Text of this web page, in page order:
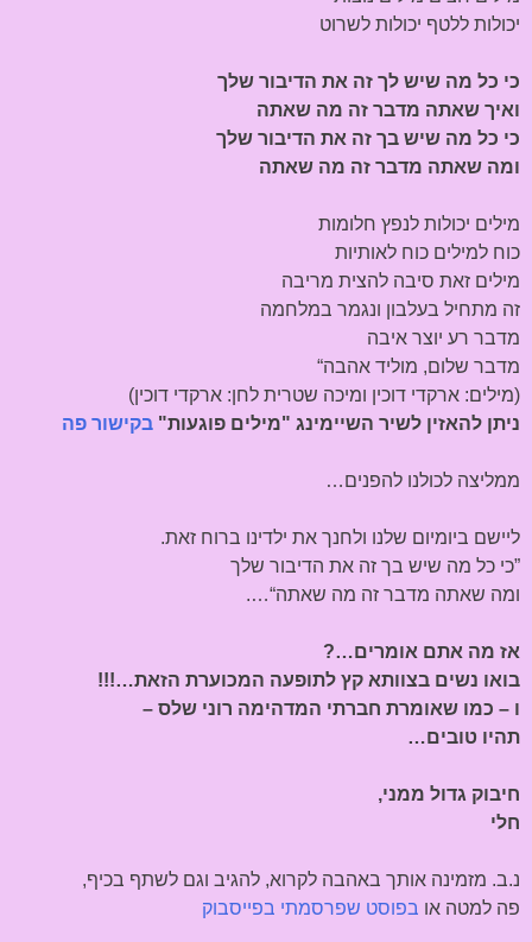
יכולות ללטף יכולות לשרוט
כי כל מה שיש לך זה את הדיבור שלך
ואיך שאתה מדבר זה מה שאתה
כי כל מה שיש בך זה את הדיבור שלך
ומה שאתה מדבר זה מה שאתה
מילים יכולות לנפץ חלומות
כוח למילים כוח לאותיות
מילים זאת סיבה להצית מריבה
זה מתחיל בעלבון ונגמר במלחמה
מדבר רע יוצר איבה
מדבר שלום, מוליד אהבה“
(מילים: ארקדי דוכין ומיכה שטרית לחן: ארקדי דוכין)
ניתן להאזין לשיר השיימינג "מילים פוגעות" בקישור פה
ממליצה לכולנו להפנים…
ליישם ביומיום שלנו ולחנך את ילדינו ברוח זאת.
”כי כל מה שיש בך זה את הדיבור שלך
ומה שאתה מדבר זה מה שאתה“….
אז מה אתם אומרים…?
בואו נשים בצוותא קץ לתופעה המכוערת הזאת…!!!
ו – כמו שאומרת חברתי המדהימה רוני שלס –
תהיו טובים…
חיבוק גדול ממני,
חלי
נ.ב. מזמינה אותך באהבה לקרוא, להגיב וגם לשתף בכיף,
פה למטה או בפוסט שפרסמתי בפייסבוק